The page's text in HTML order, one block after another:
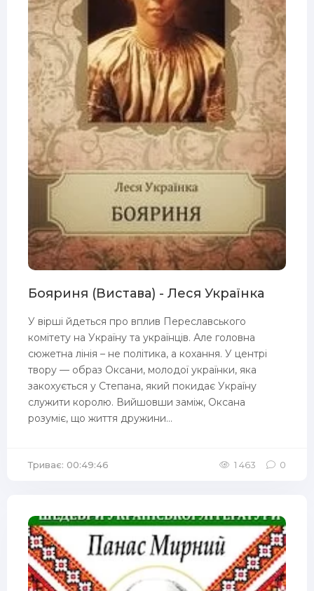
Бояриня (Вистава) - Леся Українка
У вірші йдеться про вплив Переславського
комітету на Україну та українців. Але головна
сюжетна лінія – не політика, а кохання. У центрі
твору — образ Оксани, молодої українки, яка
закохується у Степана, який покидає Україну
служити королю. Вийшовши заміж, Оксана
розуміє, що життя дружини...
Триває: 00:49:46 1 463 0